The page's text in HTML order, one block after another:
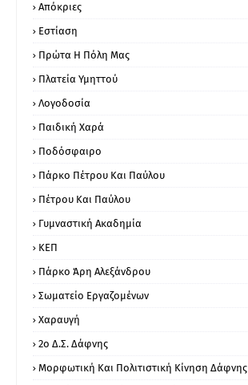
Απόκριες
Εστίαση
Πρώτα Η Πόλη Μας
Πλατεία Υμηττού
Λογοδοσία
Παιδική Χαρά
Ποδόσφαιρο
Πάρκο Πέτρου Και Παύλου
Πέτρου Και Παύλου
Γυμναστική Ακαδημία
ΚΕΠ
Πάρκο Άρη Αλεξάνδρου
Σωματείο Εργαζομένων
Χαραυγή
2ο Δ.Σ. Δάφνης
Μορφωτική Και Πολιτιστική Κίνηση Δάφνης